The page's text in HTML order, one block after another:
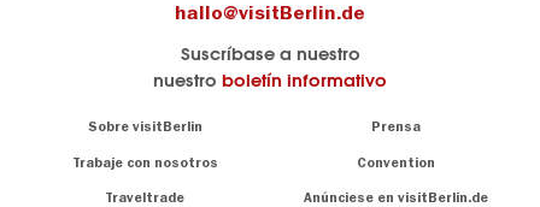
hallo@visitBerlin.de
Suscríbase a nuestro
nuestro boletín informativo
Sobre visitBerlin Prensa
Trabaje con nosotros Convention
Traveltrade Anúnciese en visitBerlin.de
visitBerlin.de
Conocemos
Consejos